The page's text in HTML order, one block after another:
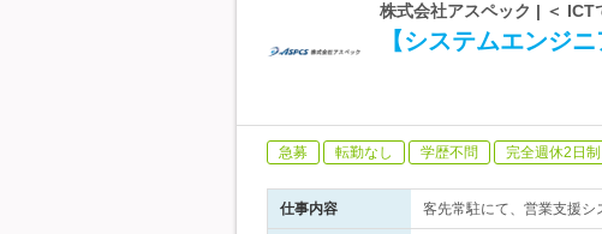
株式会社アスペック | ＜ ICT
【システムエンジ
急募 転勤なし 学歴不問 完全週休2日制
仕事内容 客先常駐にて、営業支援シ